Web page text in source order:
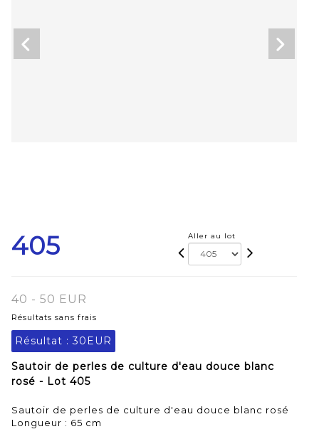
405 Aller au lot
40 - 50 EUR
Résultats sans frais
Résultat : 30EUR
Sautoir de perles de culture d'eau douce blanc
rosé - Lot 405
Sautoir de perles de culture d'eau douce blanc rosé
Longueur : 65 cm